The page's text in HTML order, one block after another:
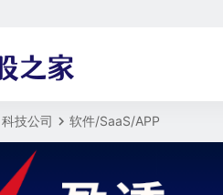
科技公司 软件/SaaS/APP